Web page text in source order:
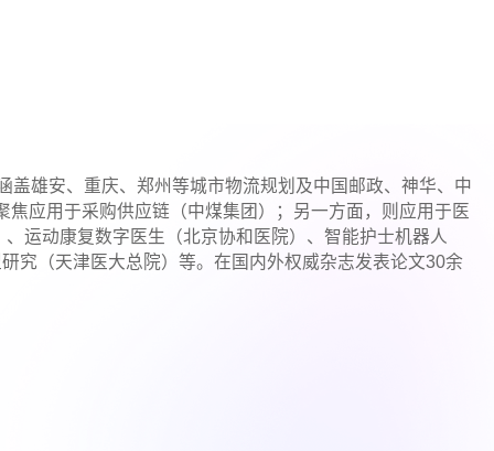
雄安、重庆、郑州等城市物流规划及中国邮政、神华、中
应用于采购供应链（中煤集团）；另一方面，则应用于医
运动康复数字医生（北京协和医院）、智能护士机器人
究（天津医大总院）等。在国内外权威杂志发表论文30余